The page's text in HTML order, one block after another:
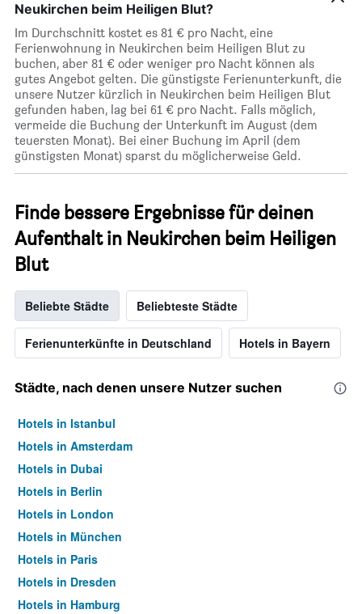
Neukirchen beim Heiligen Blut?
Im Durchschnitt kostet es 81 € pro Nacht, eine
Ferienwohnung in Neukirchen beim Heiligen Blut zu
buchen, aber 81 € oder weniger pro Nacht können als
gutes Angebot gelten. Die günstigste Ferienunterkunft, die
unsere Nutzer kürzlich in Neukirchen beim Heiligen Blut
gefunden haben, lag bei 61 € pro Nacht. Falls möglich,
vermeide die Buchung der Unterkunft im August (dem
teuersten Monat). Bei einer Buchung im April (dem
günstigsten Monat) sparst du möglicherweise Geld.
Finde bessere Ergebnisse für deinen
Aufenthalt in Neukirchen beim Heiligen
Blut
Beliebte Städte Beliebteste Städte
Ferienunterkünfte in Deutschland Hotels in Bayern
Städte, nach denen unsere Nutzer suchen
Hotels in Istanbul
Hotels in Amsterdam
Hotels in Dubai
Hotels in Berlin
Hotels in London
Hotels in München
Hotels in Paris
Hotels in Dresden
Hotels in Hamburg